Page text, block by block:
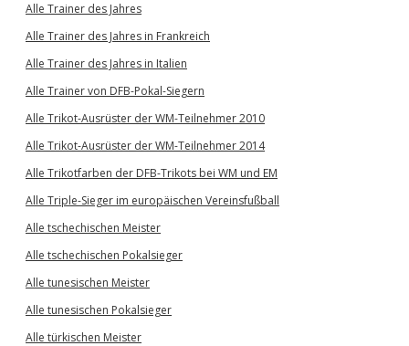
Alle Trainer des Jahres
Alle Trainer des Jahres in Frankreich
Alle Trainer des Jahres in Italien
Alle Trainer von DFB-Pokal-Siegern
Alle Trikot-Ausrüster der WM-Teilnehmer 2010
Alle Trikot-Ausrüster der WM-Teilnehmer 2014
Alle Trikotfarben der DFB-Trikots bei WM und EM
Alle Triple-Sieger im europäischen Vereinsfußball
Alle tschechischen Meister
Alle tschechischen Pokalsieger
Alle tunesischen Meister
Alle tunesischen Pokalsieger
Alle türkischen Meister